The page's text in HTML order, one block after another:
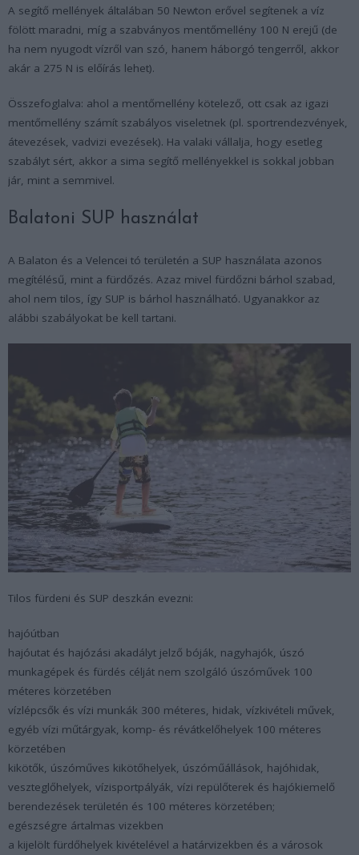
A segítő mellények általában 50 Newton erővel segítenek a víz
fölött maradni, míg a szabványos mentőmellény 100 N erejű (de
ha nem nyugodt vízről van szó, hanem háborgó tengerről, akkor
akár a 275 N is előírás lehet).
Összefoglalva: ahol a mentőmellény kötelező, ott csak az igazi
mentőmellény számít szabályos viseletnek (pl. sportrendezvények,
átevezések, vadvizi evezések). Ha valaki vállalja, hogy esetleg
szabályt sért, akkor a sima segítő mellényekkel is sokkal jobban
jár, mint a semmivel.
Balatoni SUP használat
A Balaton és a Velencei tó területén a SUP használata azonos
megítélésű, mint a fürdőzés. Azaz mivel fürdőzni bárhol szabad,
ahol nem tilos, így SUP is bárhol használható. Ugyanakkor az
alábbi szabályokat be kell tartani.
Tilos fürdeni és SUP deszkán evezni:
hajóútban
hajóutat és hajózási akadályt jelző bóják, nagyhajók, úszó
munkagépek és fürdés célját nem szolgáló úszóművek 100
méteres körzetében
vízlépcsők és vízi munkák 300 méteres, hidak, vízkivételi művek,
egyéb vízi műtárgyak, komp- és révátkelőhelyek 100 méteres
körzetében
kikötők, úszóműves kikötőhelyek, úszóműállások, hajóhidak,
veszteglőhelyek, vízisportpályák, vízi repülőterek és hajókiemelő
berendezések területén és 100 méteres körzetében;
egészségre ártalmas vizekben
a kijelölt fürdőhelyek kivételével a határvizekben és a városok